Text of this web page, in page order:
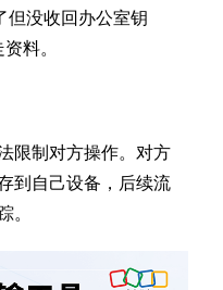
但没收回办公室钥
料。
限制对方操作。对方
到自己设备，后续流
。